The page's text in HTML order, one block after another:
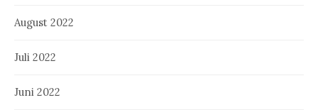
August 2022
Juli 2022
Juni 2022